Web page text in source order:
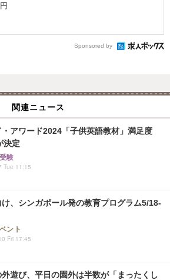
Sponsored by
関連ニュース
・アワード2024「子供英語教材」満足度
決定
験
Tue 11:15
、シンガポール発の教育プログラム5/18-
ント
Fri 17:45
遊び、平日の園外は半数が「まったくし